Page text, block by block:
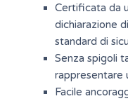
Certificata da
dichiarazione
standard di
Senza spigoli
rappresentare
Facile